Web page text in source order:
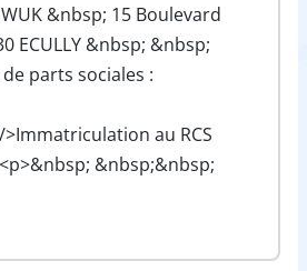
&nbsp; 15 Boulevard
ECULLY &nbsp; &nbsp;
parts sociales :
au RCS
&nbsp;&nbsp;